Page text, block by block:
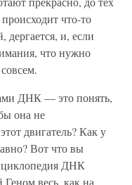
что-то
дергается, и, если
что нужно
ДНК — это понять,
она не
двигатель? Как у
Вот что вы
ДНК
весь, как на